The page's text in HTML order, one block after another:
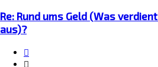
Re: Rund ums Geld (Was
aus)?